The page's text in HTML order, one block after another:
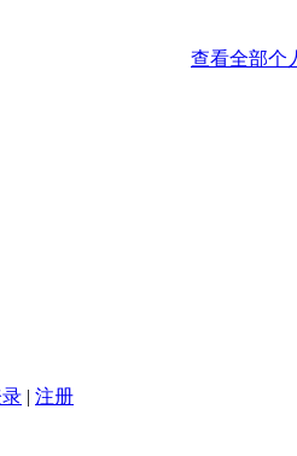
查看全部个
| 注册